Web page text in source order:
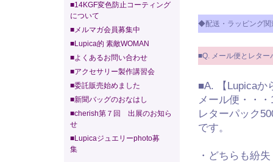
■14KGF変色防止コーティング
について
■メルマガ会員募集中
■Lupica的 素敵WOMAN
■よくあるお問い合わせ
■アクセサリー製作講習会
■委託販売始めました
■新聞バッグのおなはし
■cherish第７回 出展のお知ら
せ
■Lupicaジュエリーphoto募
集
◆配送・ラッピング
■Q. メール便とレタ
■A. 【Lupicaか
メール便・・
レターパック
です。
・どちらも紛